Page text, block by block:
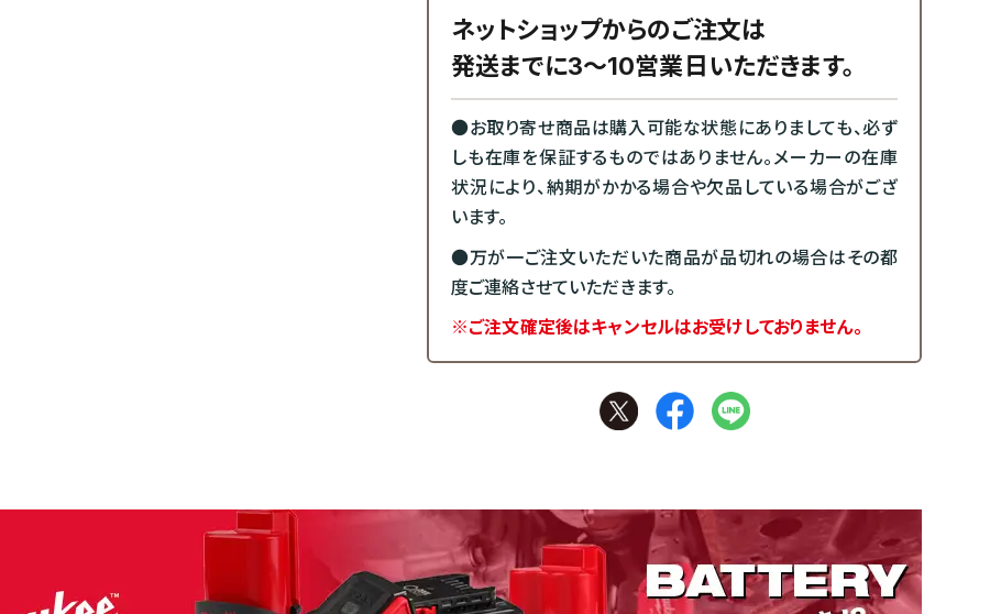
ネットショップからのご注文は
発送までに3～10営業日いただきます。
●お取り寄せ商品は購入可能な状態にありましても、必ず
しも在庫を保証するものではありません。メーカーの在庫
状況により、納期がかかる場合や欠品している場合がござ
います。
●万が一ご注文いただいた商品が品切れの場合はその都
度ご連絡させていただきます。
※ご注文確定後はキャンセルはお受けしておりません。